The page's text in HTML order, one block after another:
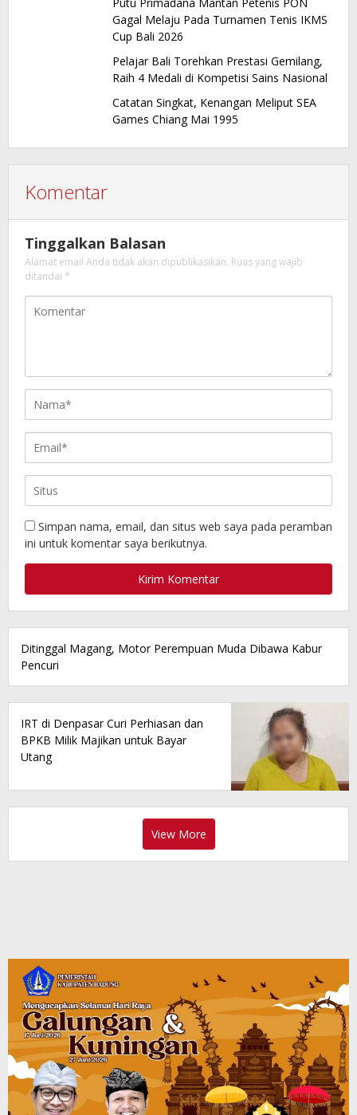
Gagal Melaju Pada Turnamen Tenis IKMS
Cup Bali 2026
Pelajar Bali Torehkan Prestasi Gemilang,
Raih 4 Medali di Kompetisi Sains Nasional
Catatan Singkat, Kenangan Meliput SEA
Games Chiang Mai 1995
Komentar
Tinggalkan Balasan
Alamat email Anda tidak akan dipublikasikan. Ruas yang wajib
ditandai *
Simpan nama, email, dan situs web saya pada peramban
ini untuk komentar saya berikutnya.
Ditinggal Magang, Motor Perempuan Muda Dibawa Kabur
Pencuri
IRT di Denpasar Curi Perhiasan dan
BPKB Milik Majikan untuk Bayar
Utang
View More